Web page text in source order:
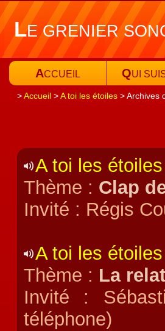
LE GRENIER
ACCUEIL QUI
Accueil A toi les étoiles Archives
A toi les
Thème : Clap
Invité : Régis
A toi les
Thème : La
Invité :
téléphone)